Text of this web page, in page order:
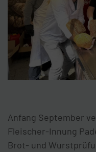
Anfang September
Fleischer-Innung
Brot- und